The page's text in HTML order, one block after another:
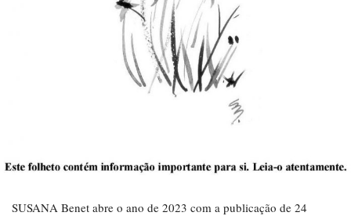
SUSANA Benet abre o ano de 2023 com a publicação de 24